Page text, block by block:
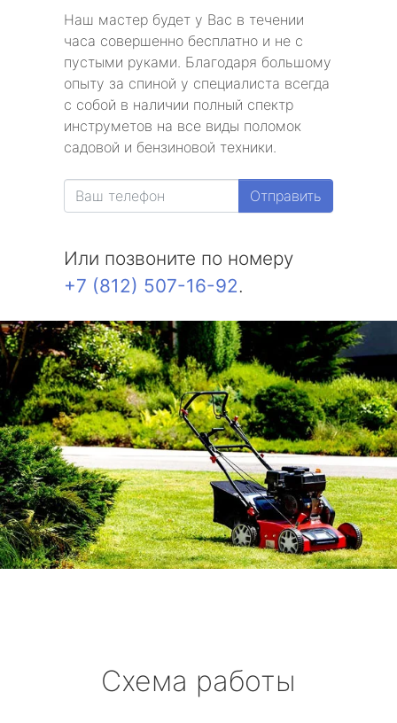
Наш мастер будет у Вас в течении
часа совершенно бесплатно и не с
пустыми руками. Благодаря большому
опыту за спиной у специалиста всегда
с собой в наличии полный спектр
инструметов на все виды поломок
садовой и бензиновой техники.
Отправить
Или позвоните по номеру
+7 (812) 507-16-92.
Схема работы